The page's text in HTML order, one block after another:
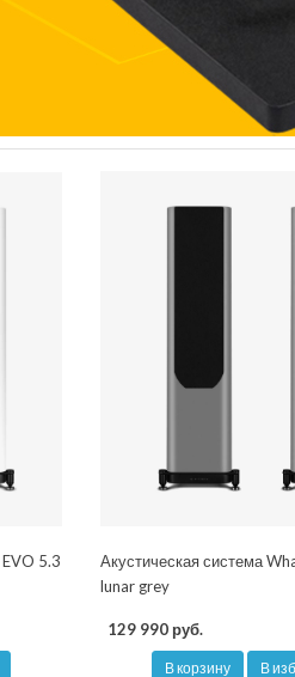
5.3
Акустическая система
lunar grey
129 990 руб.
В корзину В